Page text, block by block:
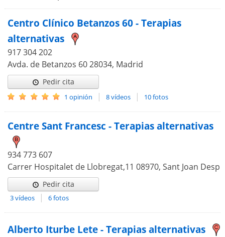
Centro Clínico Betanzos 60 - Terapias
alternativas
917 304 202
Avda. de Betanzos 60 28034, Madrid
Pedir cita
1 opinión | 8 vídeos | 10 fotos
Centre Sant Francesc - Terapias alternativas
934 773 607
Carrer Hospitalet de Llobregat,11 08970, Sant Joan Despi
Pedir cita
3 vídeos | 6 fotos
Alberto Iturbe Lete - Terapias alternativas